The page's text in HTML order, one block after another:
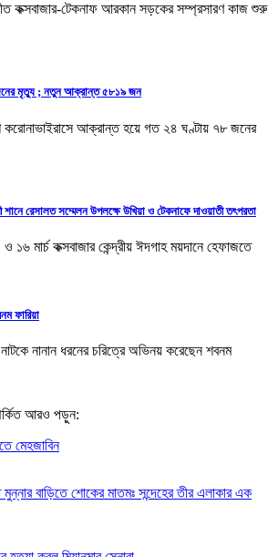
কক্সবাজার-টেকনাফ আরকান সড়কের সম্প্রসারণ কাজ শুরু
মৃত্যু ; নতুন আক্রান্ত ৫৮১৯ জন
আক্রান্ত হয়ে গত ২৪ ঘণ্টায় ৭৮ জনের
রেসালত সম্মেলন উপলক্ষে উখিয়া ও টেকনাফে দাওয়াতী তৎপরতা
১৬ মার্চ কক্সবাজার কেন্দ্রীয় ঈদগাহ ময়দানে হেফাজতে
ফারিয়া
নানান ধরনের চরিত্রে অভিনয় করেছেন শবনম
আরও পড়ুন:
মেহজাবিন
মুন্নার বাড়িতে শোকের মাতমঃ সন্দেহের তীর এলাকার এক